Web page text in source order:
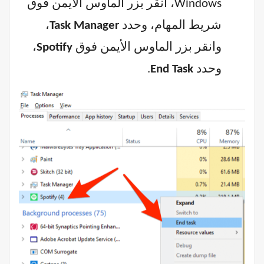
Windows، انقر بزر الماوس الأيمن فوق
شريط المهام، وحدد Task Manager،
وانقر بزر الماوس الأيمن فوق Spotify،
وحدد End Task
.